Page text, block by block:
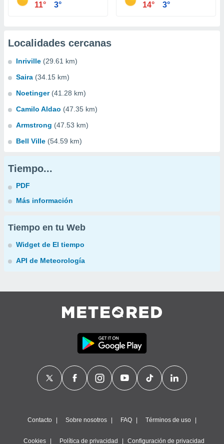
11° 3° 14° 3°
Localidades cercanas
Inriville (29.61 km)
Saira (34.15 km)
Noetinger (41.28 km)
Camilo Aldao (47.35 km)
Armstrong (47.53 km)
Bell Ville (54.59 km)
Tiempo...
PDF
Más información
Tiempo en tu Web
Widget de El tiempo
API de Meteorología
Contacto Sobre nosotros FAQ Términos de uso
Cookies Política de privacidad Configuración de privacidad